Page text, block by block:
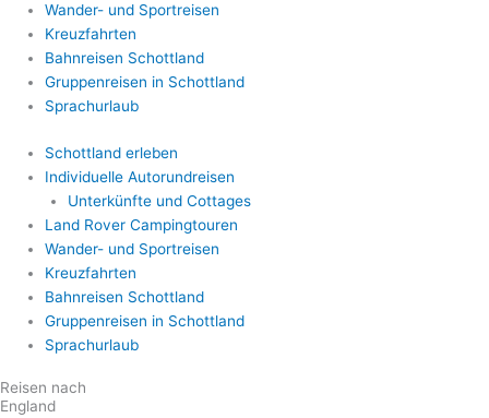
Wander- und Sportreisen
Kreuzfahrten
Bahnreisen Schottland
Gruppenreisen in Schottland
Sprachurlaub
Schottland erleben
Individuelle Autorundreisen
Unterkünfte und Cottages
Land Rover Campingtouren
Wander- und Sportreisen
Kreuzfahrten
Bahnreisen Schottland
Gruppenreisen in Schottland
Sprachurlaub
Reisen nach
England